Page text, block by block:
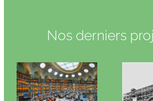
Nos derniers